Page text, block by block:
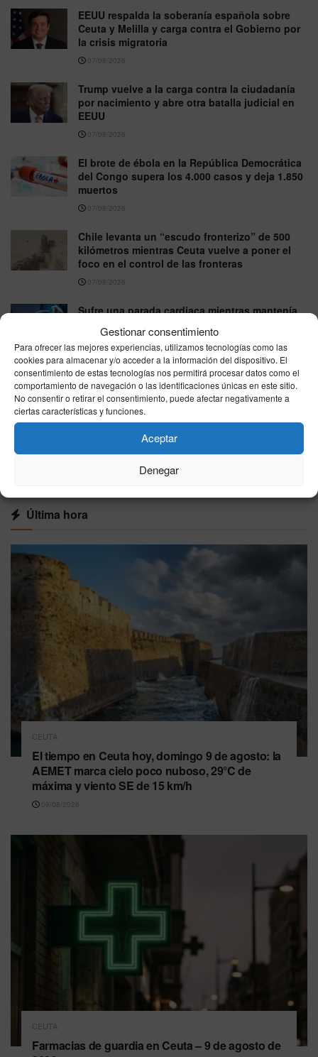
Gestionar consentimiento
Para ofrecer las mejores experiencias, utilizamos tecnologías como las
cookies para almacenar y/o acceder a la información del dispositivo. El
consentimiento de estas tecnologías nos permitirá procesar datos como el
comportamiento de navegación o las identificaciones únicas en este sitio.
No consentir o retirar el consentimiento, puede afectar negativamente a
ciertas características y funciones.
Aceptar
Denegar
EEUU respalda la soberanía española sobre
Ceuta y Melilla y carga contra el Gobierno por
la crisis migratoria
07/08/2026
Trump vuelve a la carga contra la ciudadanía
por nacimiento y abre otra batalla judicial en
EEUU
07/08/2026
El brote de ébola en la República Democrática
del Congo supera los 4.000 casos y deja 1.850
muertos
07/08/2026
Chile levanta un “escudo fronterizo” de 500
kilómetros mientras Ceuta vuelve a poner el
foco en el control de las fronteras
07/08/2026
Sufre una parada cardiaca mientras mantenía
una ley sobre donación de órganos en EEUU
07/08/2026
Tiroteo en un instituto de Tailandia deja al
menos seis muertos y 15 heridos
07/08/2026
Última hora
CEUTA
El tiempo en Ceuta hoy, domingo 9 de agosto: la
AEMET marca cielo poco nuboso, 29°C de
máxima y viento SE de 15 km/h
09/08/2026
CEUTA
Farmacias de guardia en Ceuta – 9 de agosto de